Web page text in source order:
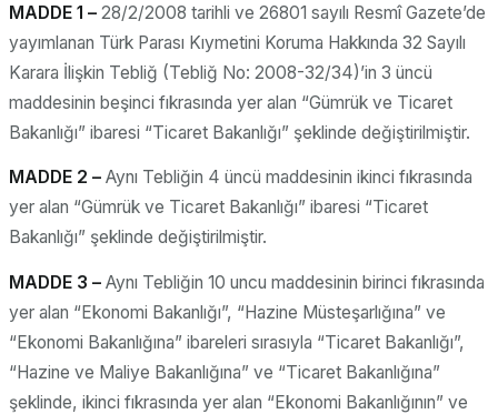
MADDE 1 – 28/2/2008 tarihli ve 26801 sayılı Resmî Gazete’de
yayımlanan Türk Parası Kıymetini Koruma Hakkında 32 Sayılı
Karara İlişkin Tebliğ (Tebliğ No: 2008-32/34)’in 3 üncü
maddesinin beşinci fıkrasında yer alan “Gümrük ve Ticaret
Bakanlığı” ibaresi “Ticaret Bakanlığı” şeklinde değiştirilmiştir.
MADDE 2 – Aynı Tebliğin 4 üncü maddesinin ikinci fıkrasında
yer alan “Gümrük ve Ticaret Bakanlığı” ibaresi “Ticaret
Bakanlığı” şeklinde değiştirilmiştir.
MADDE 3 – Aynı Tebliğin 10 uncu maddesinin birinci fıkrasında
yer alan “Ekonomi Bakanlığı”, “Hazine Müsteşarlığına” ve
“Ekonomi Bakanlığına” ibareleri sırasıyla “Ticaret Bakanlığı”,
“Hazine ve Maliye Bakanlığına” ve “Ticaret Bakanlığına”
şeklinde, ikinci fıkrasında yer alan “Ekonomi Bakanlığının” ve